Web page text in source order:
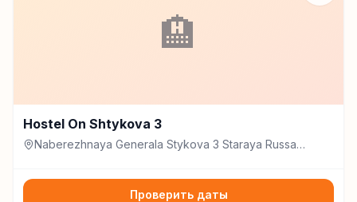
🏨
Hostel On Shtykova 3
Naberezhnaya Generala Stykova 3 Staraya Russa
Проверить даты